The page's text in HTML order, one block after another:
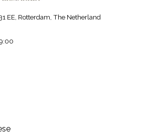
EE, Rotterdam, The Netherland